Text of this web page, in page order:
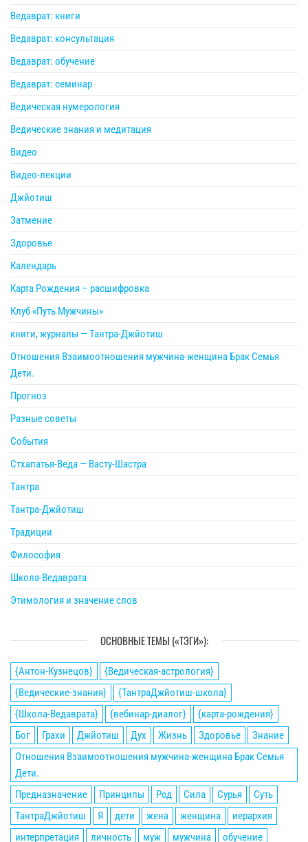
Ведаврат: книги
Ведаврат: консультация
Ведаврат: обучение
Ведаврат: семинар
Ведическая нумерология
Ведические знания и медитация
Видео
Видео-лекции
Джйотиш
Затмение
Здоровье
Календарь
Карта Рождения – расшифровка
Клуб «Путь Мужчины»
книги, журналы — Тантра-Джйотиш
Отношения Взаимоотношения мужчина-женщина Брак Семья
Дети.
Прогноз
Разные советы
События
Стхапатья-Веда — Васту-Шастра
Тантра
Тантра-Джйотиш
Традиции
Философия
Школа-Ведаврата
Этимология и значение слов
ОСНОВНЫЕ ТЕМЫ («ТЭГИ»):
{Антон-Кузнецов}
{Ведическая-астрология}
{Ведические-знания}
{ТантраДжйотиш-школа}
{Школа-Ведаврата}
{вебинар-диалог}
{карта-рождения}
Бог
Грахи Джйотиш Дух Жизнь Здоровье
Знание
Отношения Взаимоотношения мужчина-женщина Брак Семья
Дети.
Предназначение
Принципы Род Сила Сурья
Суть
ТантраДжйотиш
Я дети жена женщина
иерархия
интерпретация
личность муж мужчина обучение